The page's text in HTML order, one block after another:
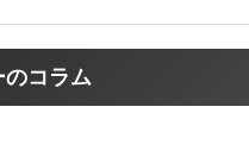
のコラム